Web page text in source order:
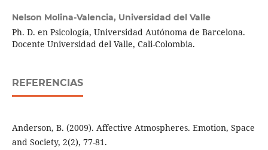
Nelson Molina-Valencia, Universidad del Valle
Ph. D. en Psicología, Universidad Autónoma de Barcelona.
Docente Universidad del Valle, Cali-Colombia.
REFERENCIAS
Anderson, B. (2009). Affective Atmospheres. Emotion, Space
and Society, 2(2), 77-81.